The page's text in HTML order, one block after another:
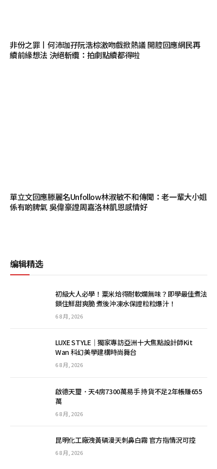
非份之罪丨何沛珈孖阮浩棕激吻戲掀熱議 開腔回應網民再
續前緣想法 決絕斬纜：拍劇點續都得啦
單立文回應滕麗名Unfollow林淑敏不和傳聞：老一輩大小姐
係有啲脾氣 吳偉豪證周嘉洛林凱恩感情好
编辑精选
初級大人必學！粟米烚得耐軟爛無味？即學最佳煮法
鎖住鮮甜爽脆 煮後沖凍水保證粒粒爆汁！
6 8 月, 2026
LUXE STYLE｜獨家專訪亞洲十大焦點設計師Kit
Wan 科幻美學建構時尚舞台
6 8 月, 2026
啟德天璽．天4房7300萬易手 持貨不足2年帳賺655
萬
6 8 月, 2026
昆明化工廠洩黃磷漫天刺鼻白霧 官方指情況可控
6 8 月, 2026